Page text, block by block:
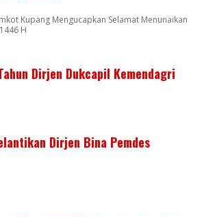
Kupang Mengucapkan Selamat Menunaikan
H
Dirjen Dukcapil Kemendagri
Dirjen Bina Pemdes